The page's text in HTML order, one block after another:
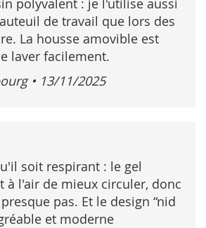
polyvalent : je l'utilise aussi
de travail que lors des
La housse amovible est
laver facilement.
• 13/11/2025
soit respirant : le gel
à l'air de mieux circuler, donc
pas. Et le design “nid
et moderne